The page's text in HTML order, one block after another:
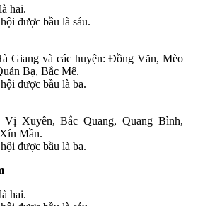
hai.
được bầu là sáu.
Giang và các huyện: Đồng Văn, Mèo
Bạ, Bắc Mê.
được bầu là ba.
Vị Xuyên, Bắc Quang, Quang Bình,
Mần.
được bầu là ba.
hai.